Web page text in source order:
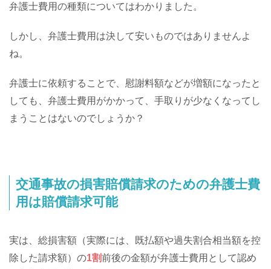
弁護士費用の種類についてはわかりました。
しかし、弁護士費用は決して安いものではありませんよ
ね。
弁護士に依頼することで、慰謝料額などが増額になったと
しても、弁護士費用がかかって、手取りが少なくなってし
まうことはないのでしょうか？
交通事故の損害賠償請求のための弁護士費
用は賠償請求可能
実は、総損害額（実際には、既払額や過失割合相当額を控
除した請求額）の1割前後の金額が弁護士費用として認め